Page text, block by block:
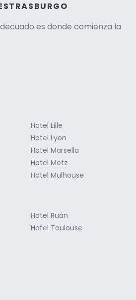
es donde comienza la
Hotel Lille
Hotel Lyon
Hotel Marsella
Hotel Metz
Hotel Mulhouse
Hotel Ruán
Hotel Toulouse